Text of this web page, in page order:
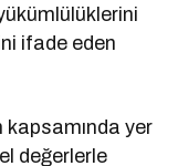
ifade eden
kapsamında yer
değerlerle